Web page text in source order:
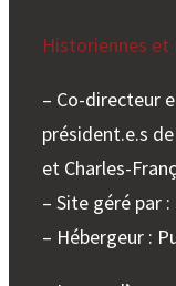
Historiennes
– Co-directeur
président.e.s
et Charles-
– Site géré par
– Hébergeur :